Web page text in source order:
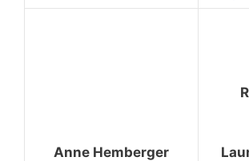
Anne Hemberger